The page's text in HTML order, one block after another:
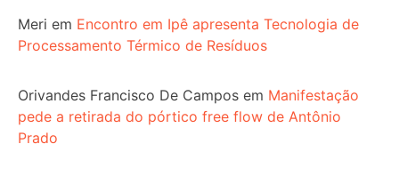
Meri em Encontro em Ipê apresenta Tecnologia de
Processamento Térmico de Resíduos
Orivandes Francisco De Campos em Manifestação
pede a retirada do pórtico free flow de Antônio
Prado